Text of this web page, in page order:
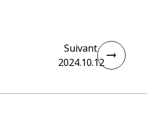
Suivant
2024.10.12